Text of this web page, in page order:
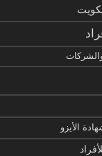
والشركات
الأيزو